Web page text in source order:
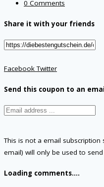
0 Comments
Share it with your friends
FacebookTwitter
Send this coupon to an
This is not a email
email) will only be used to
Loading comments....